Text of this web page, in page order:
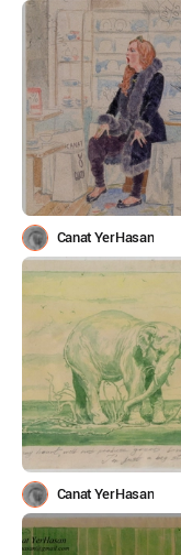
Canat YerHasan
Canat YerHasan